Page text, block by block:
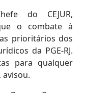
do CEJUR,
o combate à
prioritários dos
da PGE-RJ.
para qualquer